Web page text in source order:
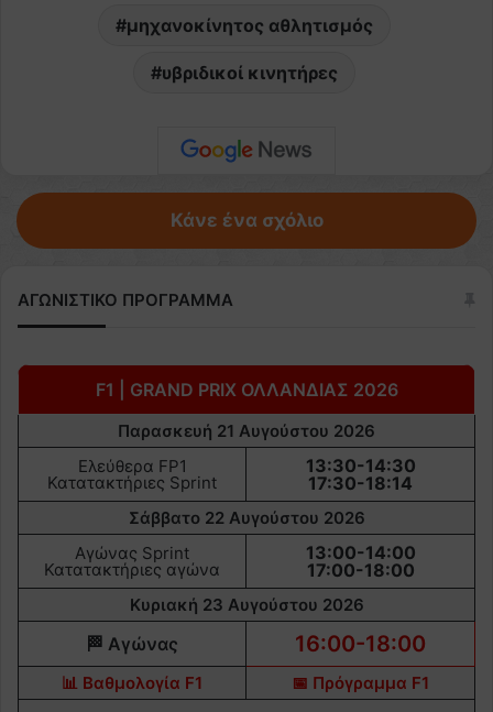
μηχανοκίνητος αθλητισμός
υβριδικοί κινητήρες
Κάνε ένα σχόλιο
ΑΓΩΝΙΣΤΙΚΟ ΠΡΟΓΡΑΜΜΑ
F1 | GRAND PRIX ΟΛΛΑΝΔΙΑΣ 2026
Παρασκευή 21 Αυγούστου 2026
Ελεύθερα FP1
Κατατακτήριες Sprint
13:30-14:30
17:30-18:14
Σάββατο 22 Αυγούστου 2026
Αγώνας Sprint
Κατατακτήριες αγώνα
13:00-14:00
17:00-18:00
Κυριακή 23 Αυγούστου 2026
🏁 Αγώνας 16:00-18:00
📊 Βαθμολογία F1 📅 Πρόγραμμα F1